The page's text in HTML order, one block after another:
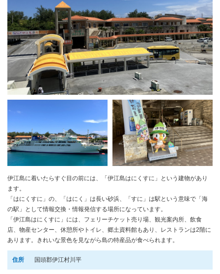
伊江島に着いたらすぐ目の前には、「伊江島はにくすに」という建物があり
ます。
「はにくすに」の、「はにく」は長い砂浜、「すに」は駅という意味で「海
の駅」として情報交換・情報発信する場所になっています。
「伊江島はにくすに」には、フェリーチケット売り場、観光案内所、飲食
店、物産センター、休憩所やトイレ、郷土資料館もあり、レストランは2階に
あります。きれいな景色を見ながら島の特産品が食べられます。
住所 国頭郡伊江村川平